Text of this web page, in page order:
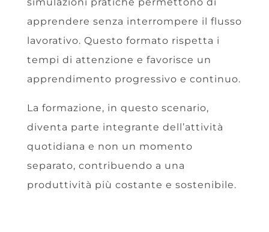
apprendere senza interrompere il flusso
lavorativo. Questo formato rispetta i
tempi di attenzione e favorisce un
apprendimento progressivo e continuo.
La formazione, in questo scenario,
diventa parte integrante dell’attività
quotidiana e non un momento
separato, contribuendo a una
produttività più costante e sostenibile.